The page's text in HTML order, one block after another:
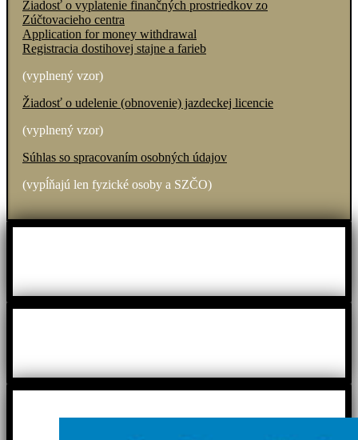
Žiadosť o vyplatenie finančných prostriedkov zo
Zúčtovacieho centra
Application for money withdrawal
Registracia dostihovej stajne a farieb
(vyplnený vzor)
Žiadosť o udelenie (obnovenie) jazdeckej licencie
(vyplnený vzor)
Súhlas so spracovaním osobných údajov
(vypĺňajú len fyzické osoby a SZČO)